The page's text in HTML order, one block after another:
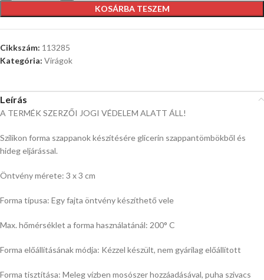
KOSÁRBA TESZEM
Cikkszám: 113285
Kategória: Virágok
Leírás
A TERMÉK SZERZŐI JOGI VÉDELEM ALATT ÁLL!
Szilikon forma szappanok készítésére glicerin szappantömbökből és
hideg eljárással.
Öntvény mérete: 3 x 3 cm
Forma típusa: Egy fajta öntvény készíthető vele
Max. hőmérséklet a forma használatánál: 200° C
Forma előállításának módja: Kézzel készült, nem gyárilag előállított
Forma tisztítása: Meleg vízben mosószer hozzáadásával, puha szivacs